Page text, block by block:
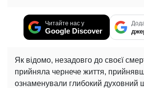
Читайте нас у
Google Discover
Як відомо, незадовго до своєї
прийняла чернече життя,
ознаменували глибокий духовний